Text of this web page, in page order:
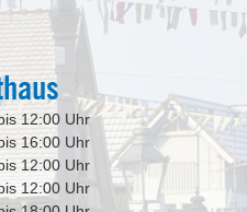
12:00 Uhr
16:00 Uhr
12:00 Uhr
12:00 Uhr